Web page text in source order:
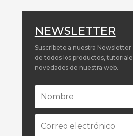
NEWSLETTER
Suscríbete a nuestra Newsletter
de todos los productos,
novedades de nuestra web.